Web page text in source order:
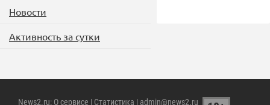
Новости
Активность за сутки
News2.ru: О сервисе | Статистика | admin@news2.ru